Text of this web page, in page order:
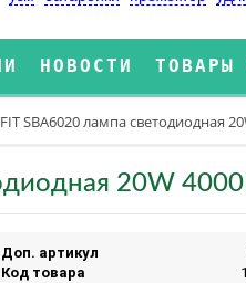
НОВОСТИ ТОВАРЫ
SBA6020 лампа светодиодная
20W
Доп. артикул
Код товара